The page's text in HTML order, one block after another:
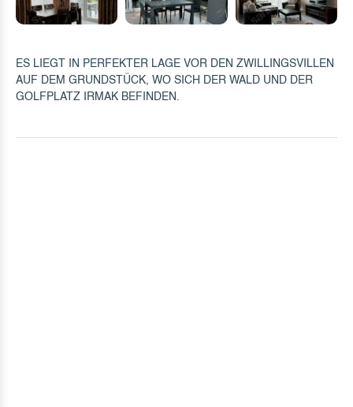
ES LIEGT IN PERFEKTER LAGE VOR DEN ZWILLINGSVILLEN
AUF DEM GRUNDSTÜCK, WO SICH DER WALD UND DER
GOLFPLATZ IRMAK BEFINDEN.